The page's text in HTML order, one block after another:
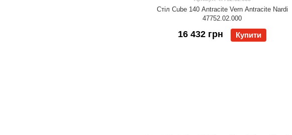
Стіл Cube 140 Antracite Vern Antracite Nardi
47752.02.000
16 432 грн Купити